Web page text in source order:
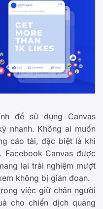
để sử dụng Canvas
nhanh. Không ai muốn
cáo tải, đặc biệt là khi
Canvas được
lại trải nghiệm mượt
không bị gián đoạn.
việc giữ chân người
cho chiến dịch quảng